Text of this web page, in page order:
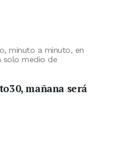
minuto a minuto, en
solo medio de
mañana será